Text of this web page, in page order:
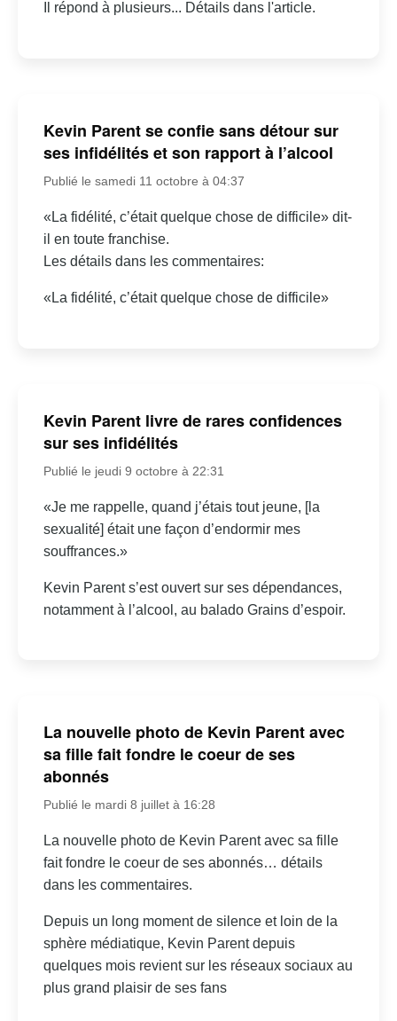
Il répond à plusieurs... Détails dans l'article.
Kevin Parent se confie sans détour sur
ses infidélités et son rapport à l’alcool
Publié le samedi 11 octobre à 04:37
«La fidélité, c’était quelque chose de difficile» dit-
il en toute franchise.
Les détails dans les commentaires:
«La fidélité, c’était quelque chose de difficile»
Kevin Parent livre de rares confidences
sur ses infidélités
Publié le jeudi 9 octobre à 22:31
«Je me rappelle, quand j’étais tout jeune, [la
sexualité] était une façon d’endormir mes
souffrances.»
Kevin Parent s’est ouvert sur ses dépendances,
notamment à l’alcool, au balado Grains d’espoir.
La nouvelle photo de Kevin Parent avec
sa fille fait fondre le coeur de ses
abonnés
Publié le mardi 8 juillet à 16:28
La nouvelle photo de Kevin Parent avec sa fille
fait fondre le coeur de ses abonnés… détails
dans les commentaires.
Depuis un long moment de silence et loin de la
sphère médiatique, Kevin Parent depuis
quelques mois revient sur les réseaux sociaux au
plus grand plaisir de ses fans